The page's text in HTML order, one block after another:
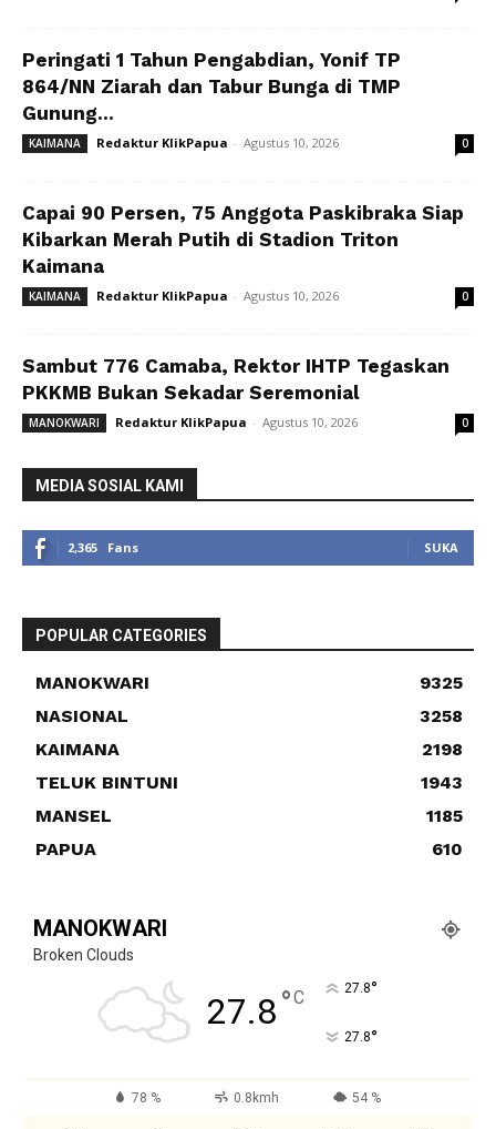
Peringati 1 Tahun Pengabdian, Yonif TP
864/NN Ziarah dan Tabur Bunga di TMP
Gunung...
KAIMANA Redaktur KlikPapua - Agustus 10, 2026 0
Capai 90 Persen, 75 Anggota Paskibraka Siap
Kibarkan Merah Putih di Stadion Triton
Kaimana
KAIMANA Redaktur KlikPapua - Agustus 10, 2026 0
Sambut 776 Camaba, Rektor IHTP Tegaskan
PKKMB Bukan Sekadar Seremonial
MANOKWARI Redaktur KlikPapua - Agustus 10, 2026 0
MEDIA SOSIAL KAMI
2,365 Fans SUKA
POPULAR CATEGORIES
MANOKWARI
9325
NASIONAL
3258
KAIMANA
2198
TELUK BINTUNI
1943
MANSEL
1185
PAPUA
610
MANOKWARI
Broken Clouds
27.8°C 27.8°
27.8°
78 % 0.8kmh 54 %